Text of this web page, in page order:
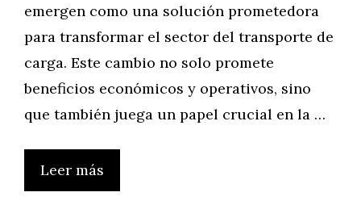
emergen como una solución prometedora
para transformar el sector del transporte de
carga. Este cambio no solo promete
beneficios económicos y operativos, sino
que también juega un papel crucial en la …
Leer más